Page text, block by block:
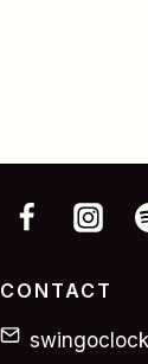
CONTACT